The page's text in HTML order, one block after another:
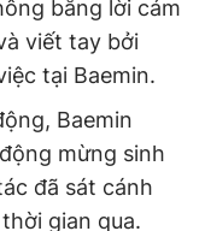
ngày 24.3.2020
Niên. Cấm sao
thuận bằng văn
bằng lời cám
viết tay bởi
tại Baemin.
Baemin
mừng sinh
đã sát cánh
gian qua.